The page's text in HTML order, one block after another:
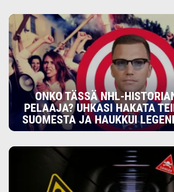
ONKO TÄSSÄ NHL-
PELAAJA? UHKASI HAKATA
SUOMESTA JA HAUKKUI